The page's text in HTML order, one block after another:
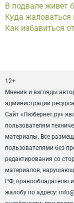
В подвале живет
Куда жаловаться
Как избавиться
12+
Мнения и взгляды
администрации
Сайт «Любернет.ру»
пользователям
материалы. Все
пользователями без
редактирования со
материалов,
РФ, правообладателю
жалобу по адресу: